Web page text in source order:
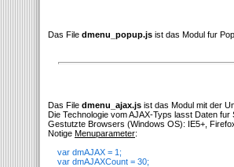
Das File dmenu_popup.js ist das Modul fur
Das File dmenu_ajax.js ist das Modul mit der
Die Technologie vom AJAX-Typs lasst Daten
Gestutzte Browsers (Windows OS): IE5+,
Notige Menuparameter:
var dmAJAX = 1;
var dmAJAXCount = 30;